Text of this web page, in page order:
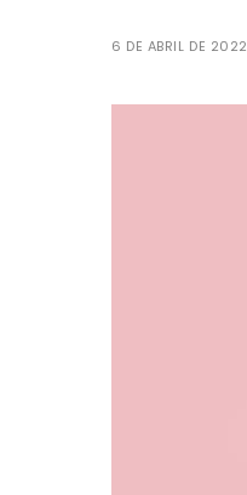
6 DE ABRIL DE 2022